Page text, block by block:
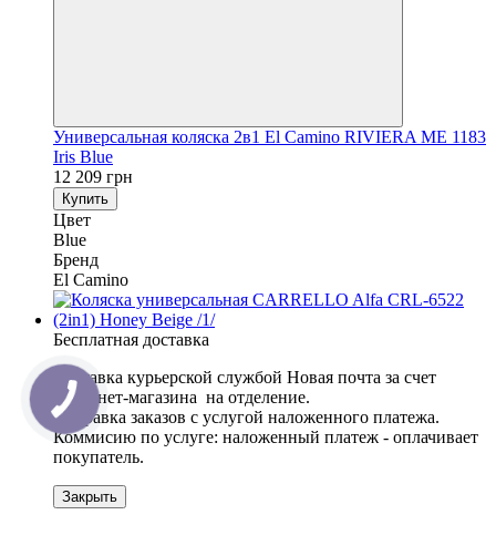
Универсальная коляска 2в1 El Camino RIVIERA ME 1183
Iris Blue
12 209 грн
Купить
Цвет
Blue
Бренд
El Camino
Бесплатная доставка
Доставка курьерской службой Новая почта за счет
интернет-магазина на отделение.
​​​​​​Отправка заказов с услугой наложенного платежа.
Коммисию по услуге: наложенный платеж - оплачивает
покупатель.
Закрыть